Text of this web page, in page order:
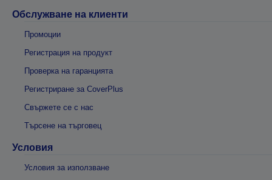
Обслужване на клиенти
Промоции
Регистрация на продукт
Проверка на гаранцията
Регистриране за CoverPlus
Свържете се с нас
Търсене на търговец
Условия
Условия за използване